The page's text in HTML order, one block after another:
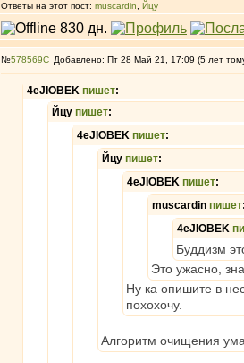
Ответы на этот пост: muscardin Йцу
№578569 Добавлено: Пт 28 Май 21, 17:09 (5 лет
4eJIOBEK пишет:
Йцу пишет:
4eJIOBEK пишет:
Йцу пишет:
4eJIOBEK пишет:
muscardin пишет
4eJIOBEK
Буддизм
Это ужасно,
Ну ка опишите в
похохочу.
Алгоритм очищения